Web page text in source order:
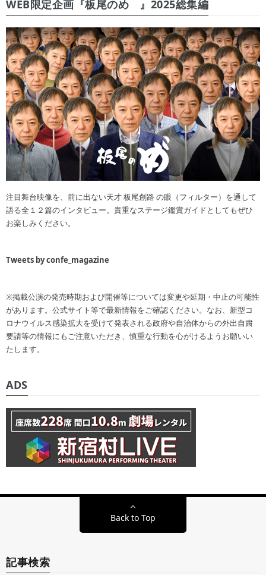
WEB限定企画『板尾のめ゙』2025総集編
注目舞台映像を、前に出ない天才 板尾創路 の眼（フィルター）を通して
語る全１２篇のインタビュー。貴重なステージ鑑賞ガイドとしてもぜひ
お楽しみください。
Tweets by confe_magazine
※掲載公演の発売時期および開催等については変更や延期・中止の可能性
があります。公式サイト等で最新情報をご確認ください。なお、新型コ
ロナウイルス感染拡大を受けて発表される政府や自治体からの外出自粛
要請等の情報にもご注意いただき、慎重な行動を心がけるようお願いい
たします。
ADS
Back to Top
記事検索